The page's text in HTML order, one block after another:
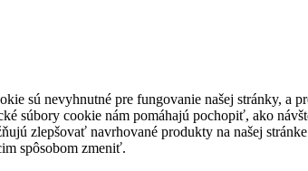
sú nevyhnutné pre fungovanie našej stránky, a
súbory cookie nám pomáhajú pochopiť, ako
zlepšovať navrhované produkty na našej
spôsobom zmeniť.